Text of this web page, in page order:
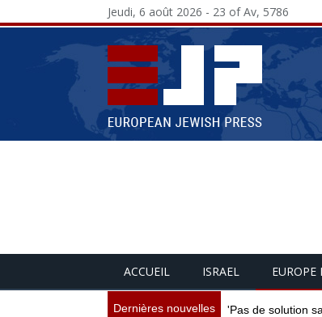
Jeudi, 6 août 2026 - 23 of Av, 5786
ACCUEIL ISRAEL EUROPE
Dernières nouvelles 'Pas de solution